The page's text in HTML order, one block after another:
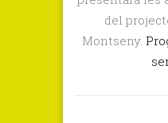
del
Montseny.